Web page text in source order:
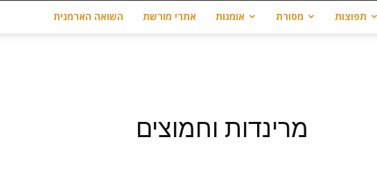
השואה הארמנית אתרי מורשת אומנות מסורת תפוצות
מרינדות וחמוצים